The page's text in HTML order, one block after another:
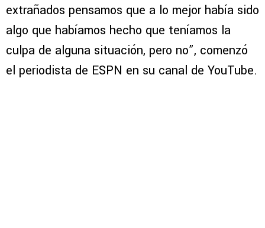
extrañados pensamos que a lo mejor había sido
algo que habíamos hecho que teníamos la
culpa de alguna situación, pero no”, comenzó
el periodista de ESPN en su canal de YouTube.